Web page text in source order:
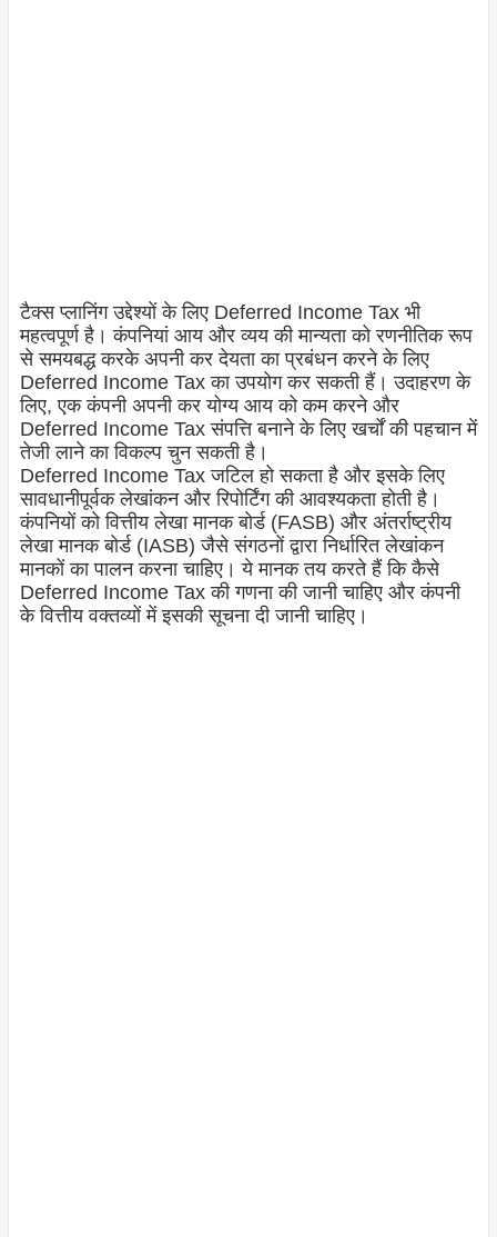
टैक्स प्लानिंग उद्देश्यों के लिए Deferred Income Tax भी
महत्वपूर्ण है। कंपनियां आय और व्यय की मान्यता को रणनीतिक रूप
से समयबद्ध करके अपनी कर देयता का प्रबंधन करने के लिए
Deferred Income Tax का उपयोग कर सकती हैं। उदाहरण के
लिए, एक कंपनी अपनी कर योग्य आय को कम करने और
Deferred Income Tax संपत्ति बनाने के लिए खर्चों की पहचान में
तेजी लाने का विकल्प चुन सकती है।
Deferred Income Tax जटिल हो सकता है और इसके लिए
सावधानीपूर्वक लेखांकन और रिपोर्टिंग की आवश्यकता होती है।
कंपनियों को वित्तीय लेखा मानक बोर्ड (FASB) और अंतर्राष्ट्रीय
लेखा मानक बोर्ड (IASB) जैसे संगठनों द्वारा निर्धारित लेखांकन
मानकों का पालन करना चाहिए। ये मानक तय करते हैं कि कैसे
Deferred Income Tax की गणना की जानी चाहिए और कंपनी
के वित्तीय वक्तव्यों में इसकी सूचना दी जानी चाहिए।